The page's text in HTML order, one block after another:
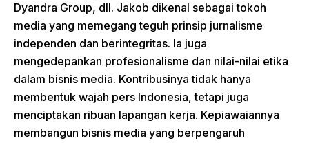
Dyandra Group, dll. Jakob dikenal sebagai tokoh
media yang memegang teguh prinsip jurnalisme
independen dan berintegritas. Ia juga
mengedepankan profesionalisme dan nilai-nilai etika
dalam bisnis media. Kontribusinya tidak hanya
membentuk wajah pers Indonesia, tetapi juga
menciptakan ribuan lapangan kerja. Kepiawaiannya
membangun bisnis media yang berpengaruh